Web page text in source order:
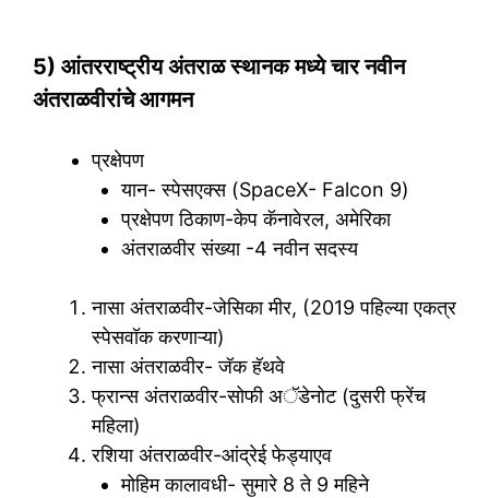
5) आंतरराष्ट्रीय अंतराळ स्थानक मध्ये चार नवीन
अंतराळवीरांचे आगमन
प्रक्षेपण
यान- स्पेसएक्स (SpaceX- Falcon 9)
प्रक्षेपण ठिकाण-केप कॅनावेरल, अमेरिका
अंतराळवीर संख्या -4 नवीन सदस्य
नासा अंतराळवीर-जेसिका मीर, (2019 पहिल्या एकत्र
स्पेसवॉक करणाऱ्या)
नासा अंतराळवीर- जॅक हॅथवे
फ्रान्स अंतराळवीर-सोफी अॅडेनोट (दुसरी फ्रेंच
महिला)
रशिया अंतराळवीर-आंद्रेई फेड्याएव
मोहिम कालावधी- सुमारे 8 ते 9 महिने